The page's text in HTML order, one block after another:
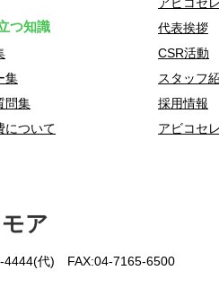
つ知識
集
問集
について
代表挨拶
CSR活動
スタッフ
採用情報
アビコセ
ア
4444(代) FAX:04-7165-6500